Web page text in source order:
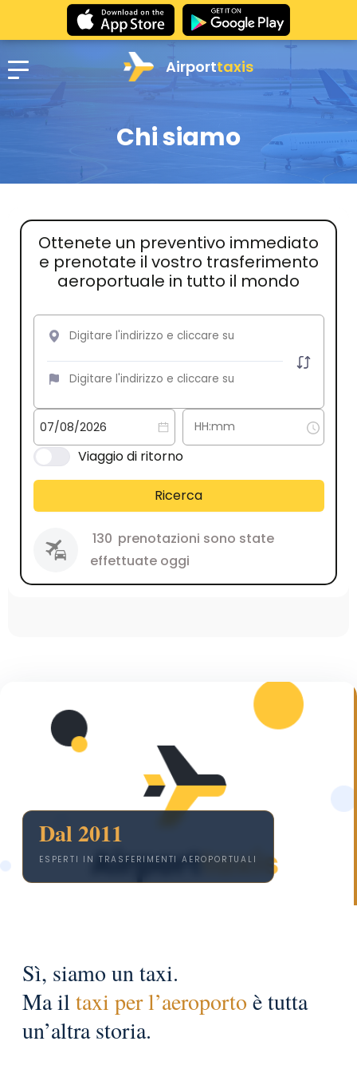
Airporttaxis
Chi siamo
Ottenete un preventivo immediato
e prenotate il vostro trasferimento
aeroportuale in tutto il mondo
Viaggio di ritorno
Ricerca
130 prenotazioni sono state
effettuate oggi
Dal 2011
ESPERTI IN TRASFERIMENTI AEROPORTUALI
Sì, siamo un taxi.
Ma il taxi per l’aeroporto è tutta
un’altra storia.